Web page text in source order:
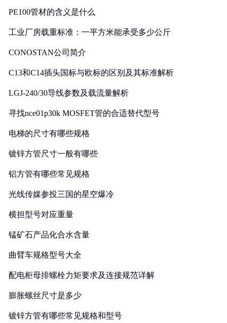
PE100管材的含义是什么
工业厂房载重标准：一平方米能承受多少公斤
CONOSTAN公司简介
C13和C14插头国标与欧标的区别及其标准解析
LGJ-240/30导线参数及载流量解析
寻找nce01p30k MOSFET管的合适替代型号
电梯的尺寸有哪些规格
镀锌方管尺寸一般有哪些
铝方管有哪些常见规格
光线传媒参投三国的星空爆冷
横担型号对应重量
锰矿石产品化合水含量
曲臂车规格型号大全
配电柜母排螺栓力矩要求及连接规范详解
膨胀螺丝尺寸是多少
镀锌方管有哪些常见规格和型号